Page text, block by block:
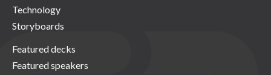
Technology
Storyboards
Featured decks
Featured speakers